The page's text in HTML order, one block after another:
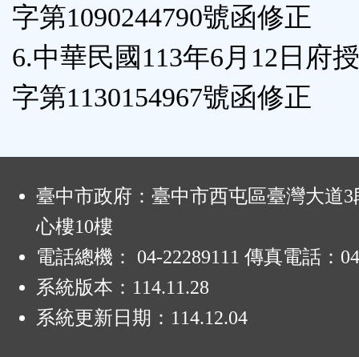
字第1090244790號函修正
6.中華民國113年6月12日府
字第1130154967號函修正
臺中市政府：臺中市西屯區臺灣大道3
心樓10樓
電話總機： 04-22289111 傳真電話：
系統版本： 114.11.28
系統更新日期： 114.12.04